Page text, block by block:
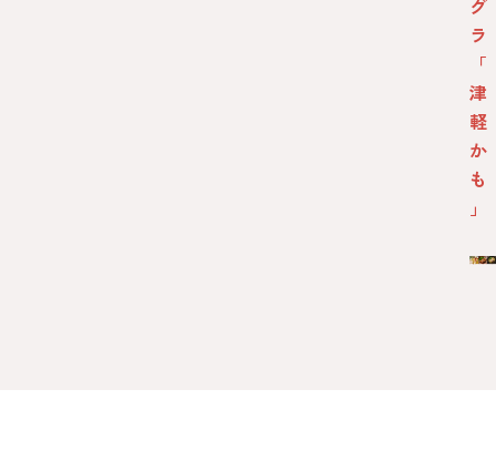
グ
ラ
「
津
軽
か
も
」